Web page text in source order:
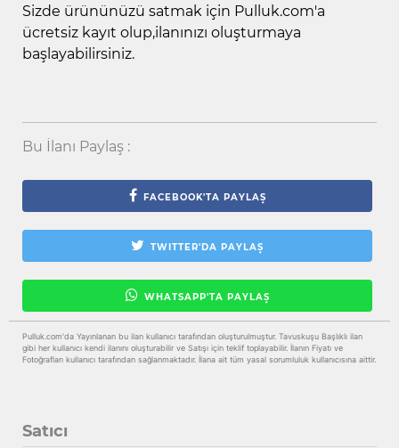
Sizde ürününüzü satmak için Pulluk.com'a
ücretsiz kayıt olup,ilanınızı oluşturmaya
başlayabilirsiniz.
Bu İlanı Paylaş :
FACEBOOK'TA PAYLAŞ
TWITTER'DA PAYLAŞ
WHATSAPP'TA PAYLAŞ
Pulluk.com'da Yayınlanan bu ilan kullanıcı tarafından oluşturulmuştur. Tavuskuşu Başlıklı ilan
gibi her kullanıcı kendi ilanını oluşturabilir ve Satışı için teklif toplayabilir. İlanın Fiyatı ve
Fotoğrafları kullanıcı tarafından sağlanmaktadır. İlana ait tüm yasal sorumluluk kullanıcısına aittir.
Satıcı